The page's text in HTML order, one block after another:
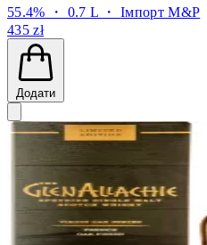
55.4% ・ 0.7 L ・Імпорт M&P
435 zł
Додати